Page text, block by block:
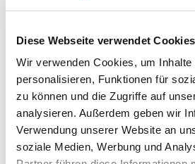
Diese Webseite verwendet Cookies
Wir verwenden Cookies, um Inhalte
personalisieren, Funktionen für
zu können und die Zugriffe auf
analysieren. Außerdem geben wir
Verwendung unserer Website an
soziale Medien, Werbung und
Lageplan
Adresse
Ferienhaus 881
Doblervej 81
7673 Harboøre